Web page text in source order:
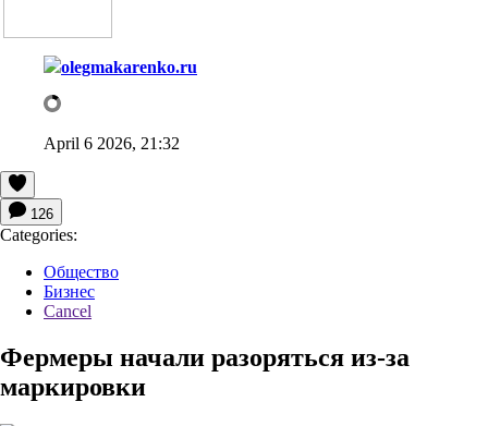
olegmakarenko.ru
April 6 2026, 21:32
126
Categories:
Общество
Бизнес
Cancel
Фермеры начали разоряться из-за
маркировки